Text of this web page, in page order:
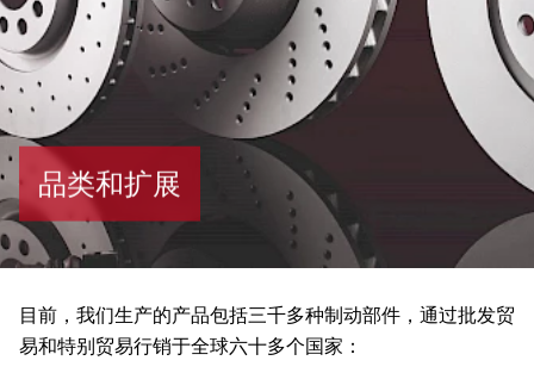
品类和扩展
目前，我们生产的产品包括三千多种制动部件，通过批发贸
易和特别贸易行销于全球六十多个国家：